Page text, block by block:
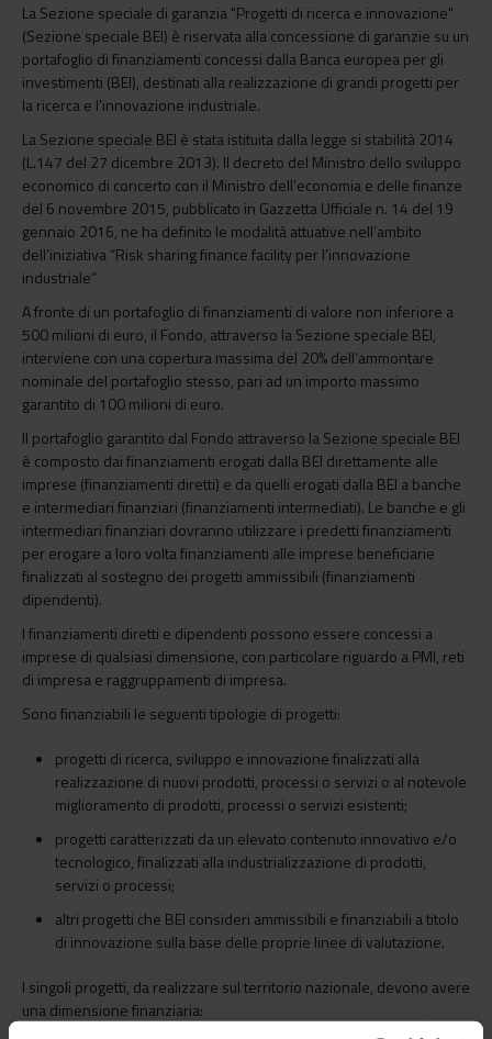
La Sezione speciale di garanzia "Progetti di ricerca e innovazione"
(Sezione speciale BEI) è riservata alla concessione di garanzie su un
portafoglio di finanziamenti concessi dalla Banca europea per gli
investimenti (BEI), destinati alla realizzazione di grandi progetti per
la ricerca e l'innovazione industriale.
La Sezione speciale BEI è stata istituita dalla legge si stabilità 2014
(L.147 del 27 dicembre 2013). Il decreto del Ministro dello sviluppo
economico di concerto con il Ministro dell’economia e delle finanze
del 6 novembre 2015, pubblicato in Gazzetta Ufficiale n. 14 del 19
gennaio 2016, ne ha definito le modalità attuative nell’ambito
dell’iniziativa “Risk sharing finance facility per l’innovazione
industriale”
A fronte di un portafoglio di finanziamenti di valore non inferiore a
500 milioni di euro, il Fondo, attraverso la Sezione speciale BEI,
interviene con una copertura massima del 20% dell’ammontare
nominale del portafoglio stesso, pari ad un importo massimo
garantito di 100 milioni di euro.
Il portafoglio garantito dal Fondo attraverso la Sezione speciale BEI
è composto dai finanziamenti erogati dalla BEI direttamente alle
imprese (finanziamenti diretti) e da quelli erogati dalla BEI a banche
e intermediari finanziari (finanziamenti intermediati). Le banche e gli
intermediari finanziari dovranno utilizzare i predetti finanziamenti
per erogare a loro volta finanziamenti alle imprese beneficiarie
finalizzati al sostegno dei progetti ammissibili (finanziamenti
dipendenti).
I finanziamenti diretti e dipendenti possono essere concessi a
imprese di qualsiasi dimensione, con particolare riguardo a PMI, reti
di impresa e raggruppamenti di impresa.
Sono finanziabili le seguenti tipologie di progetti:
progetti di ricerca, sviluppo e innovazione finalizzati alla
realizzazione di nuovi prodotti, processi o servizi o al notevole
miglioramento di prodotti, processi o servizi esistenti;
progetti caratterizzati da un elevato contenuto innovativo e/o
tecnologico, finalizzati alla industrializzazione di prodotti,
servizi o processi;
altri progetti che BEI consideri ammissibili e finanziabili a titolo
di innovazione sulla base delle proprie linee di valutazione.
I singoli progetti, da realizzare sul territorio nazionale, devono avere
una dimensione finanziaria: